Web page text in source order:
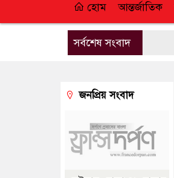
হোম আন্তর্জাতিক
সর্বশেষ সংবাদ
জনপ্রিয় সংবাদ